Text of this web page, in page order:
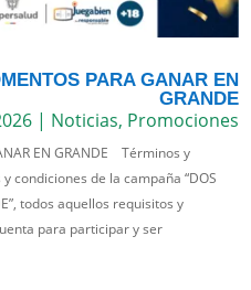
PARA GANAR EN
GRANDE
| Noticias, Promociones
EN GRANDE Términos y
condiciones de la campaña “DOS
todos aquellos requisitos y
para participar y ser